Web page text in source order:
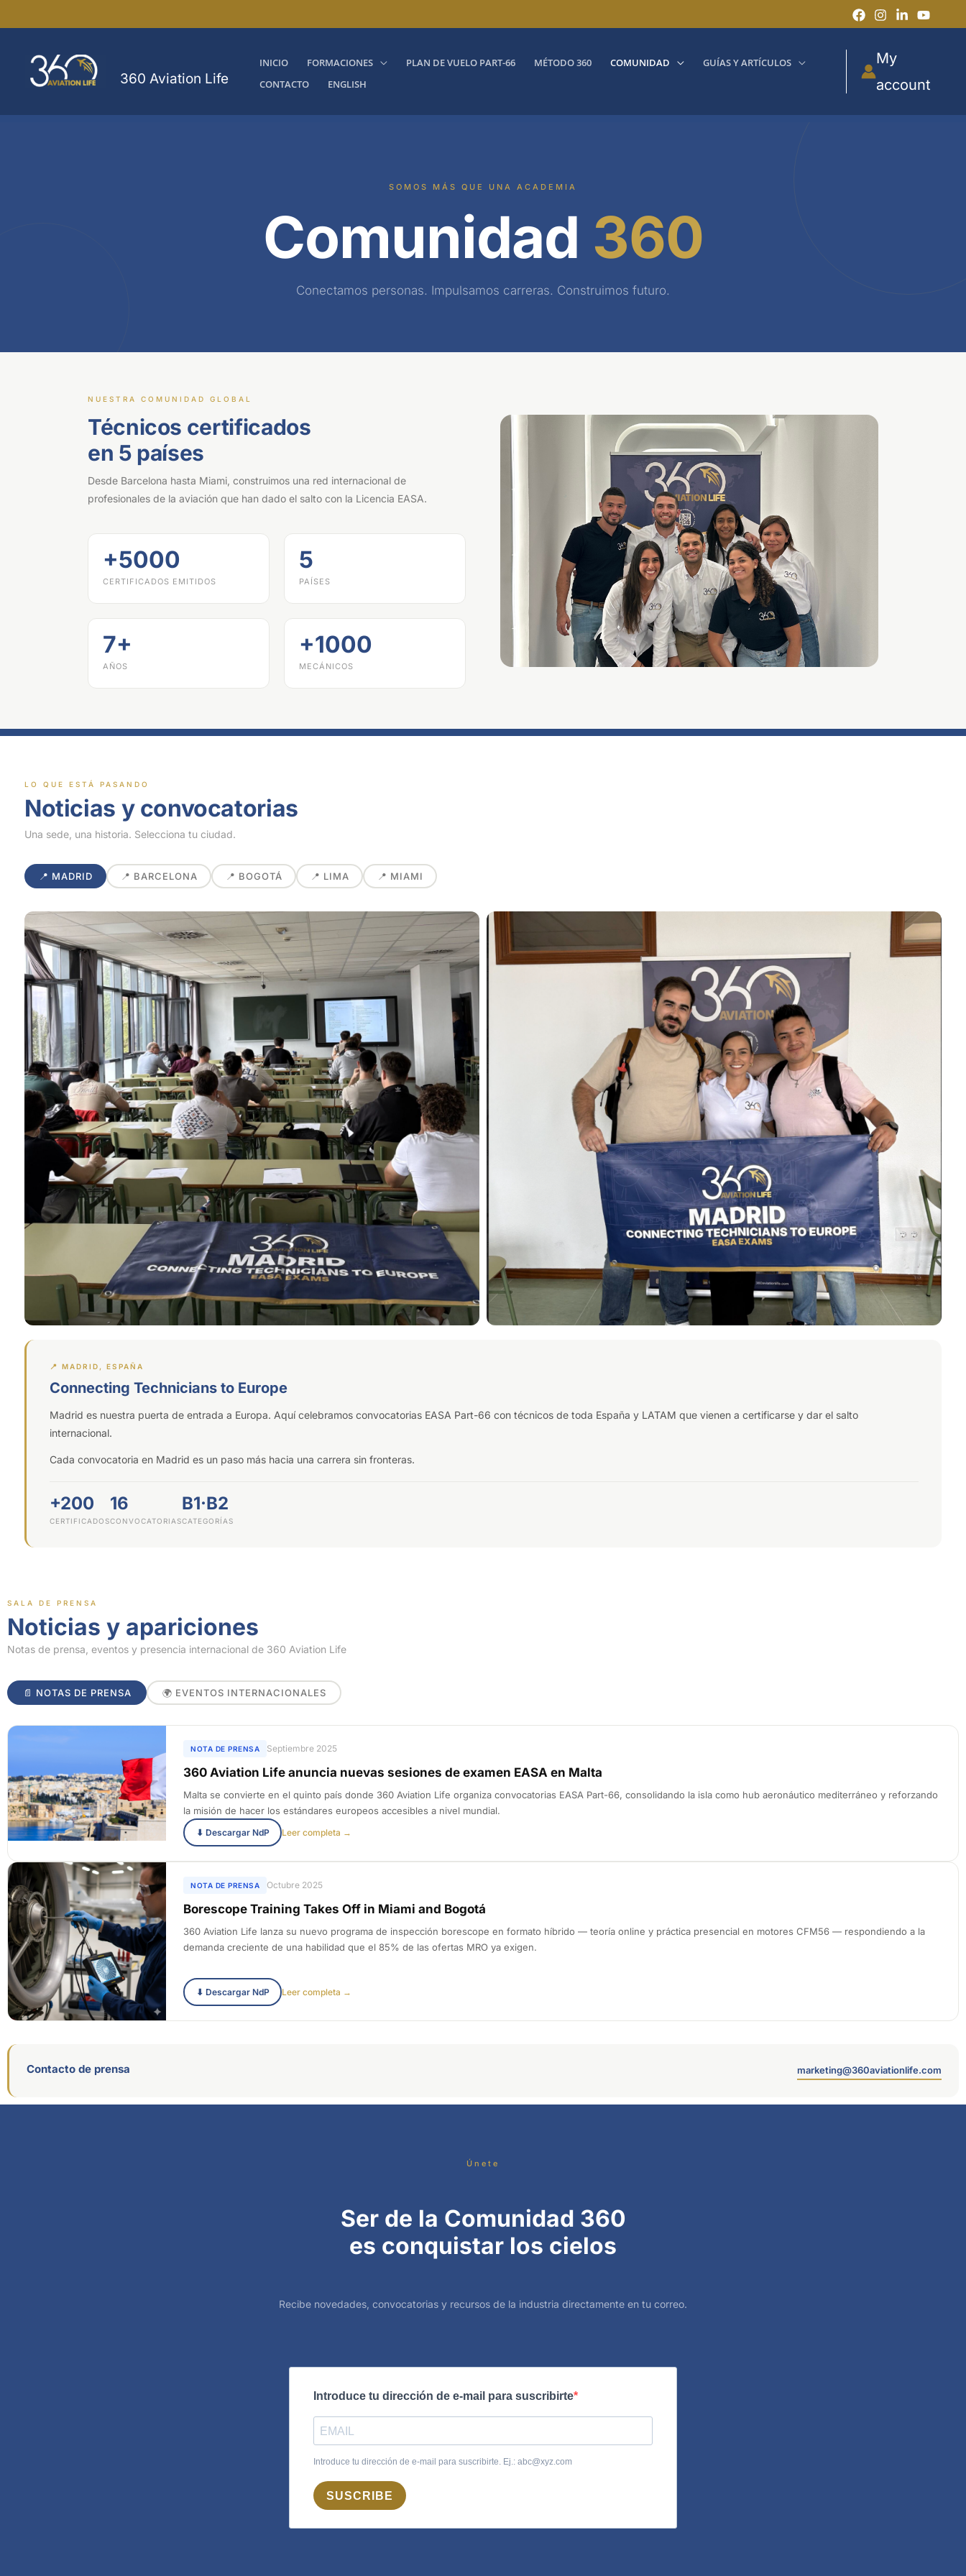
al
contenido
360 Aviation Life
INICIO FORMACIONES PLAN DE VUELO PART-66 MÉTODO 360 COMUNIDAD
GUÍAS Y ARTÍCULOS
CONTACTO
ENGLISH
My
account
SOMOS MÁS QUE UNA ACADEMIA
Comunidad 360
Conectamos personas. Impulsamos carreras. Construimos futuro.
NUESTRA COMUNIDAD GLOBAL
Técnicos certificados
en 5 países
Desde Barcelona hasta Miami, construimos una red internacional de
profesionales de la aviación que han dado el salto con la Licencia EASA.
+5000
CERTIFICADOS EMITIDOS
5
PAÍSES
7+
AÑOS
+1000
MECÁNICOS
LO QUE ESTÁ PASANDO
Noticias y convocatorias
Una sede, una historia. Selecciona tu ciudad.
📍 MADRID 📍 BARCELONA 📍 BOGOTÁ 📍 LIMA 📍 MIAMI
📍 MADRID, ESPAÑA
Connecting Technicians to Europe
Madrid es nuestra puerta de entrada a Europa. Aquí celebramos convocatorias EASA Part-66 con técnicos de toda España y LATAM que vienen a certificarse y dar el salto
internacional.
Cada convocatoria en Madrid es un paso más hacia una carrera sin fronteras.
+200
CERTIFICADOS
16
CONVOCATORIAS
B1·B2
CATEGORÍAS
SALA DE PRENSA
Noticias y apariciones
Notas de prensa, eventos y presencia internacional de 360 Aviation Life
📄 NOTAS DE PRENSA 🌍 EVENTOS INTERNACIONALES
NOTA DE PRENSA Septiembre 2025
360 Aviation Life anuncia nuevas sesiones de examen EASA en Malta
Malta se convierte en el quinto país donde 360 Aviation Life organiza convocatorias EASA Part-66, consolidando la isla como hub aeronáutico mediterráneo y reforzando
la misión de hacer los estándares europeos accesibles a nivel mundial.
⬇ Descargar NdP Leer completa →
NOTA DE PRENSA Octubre 2025
Borescope Training Takes Off in Miami and Bogotá
360 Aviation Life lanza su nuevo programa de inspección borescope en formato híbrido — teoría online y práctica presencial en motores CFM56 — respondiendo a la
demanda creciente de una habilidad que el 85% de las ofertas MRO ya exigen.
⬇ Descargar NdP Leer completa →
Contacto de prensa marketing@360aviationlife.com
Únete
Ser de la Comunidad 360
es conquistar los cielos
Recibe novedades, convocatorias y recursos de la industria directamente en tu correo.
Introduce tu dirección de e-mail para suscribirte
Introduce tu dirección de e-mail para suscribirte. Ej.: abc@xyz.com
SUSCRIBE